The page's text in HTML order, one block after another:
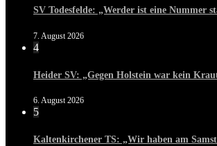
SV Todesfelde: „Werder ist eine Nummer
7. August 2026
4
Heider SV: „Gegen Holstein war kein
6. August 2026
5
Kaltenkirchener TS: „Wir haben am